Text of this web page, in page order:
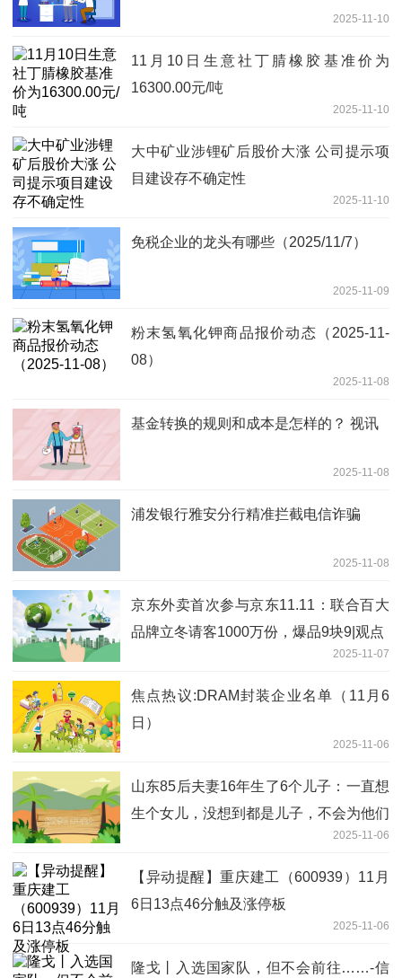
2025-11-10
11月10日生意社丁腈橡胶基准价为
16300.00元/吨
2025-11-10
大中矿业涉锂矿后股价大涨 公司提示项
目建设存不确定性
2025-11-10
免税企业的龙头有哪些（2025/11/7）
2025-11-09
粉末氢氧化钾商品报价动态（2025-11-
08）
2025-11-08
基金转换的规则和成本是怎样的？ 视讯
2025-11-08
浦发银行雅安分行精准拦截电信诈骗
2025-11-08
京东外卖首次参与京东11.11：联合百大
品牌立冬请客1000万份，爆品9块9|观点
2025-11-07
焦点热议:DRAM封装企业名单（11月6
日）
2025-11-06
山东85后夫妻16年生了6个儿子：一直想
生个女儿，没想到都是儿子，不会为他们
2025-11-06
【异动提醒】重庆建工（600939）11月
6日13点46分触及涨停板
2025-11-06
隆戈丨入选国家队，但不会前往……-信